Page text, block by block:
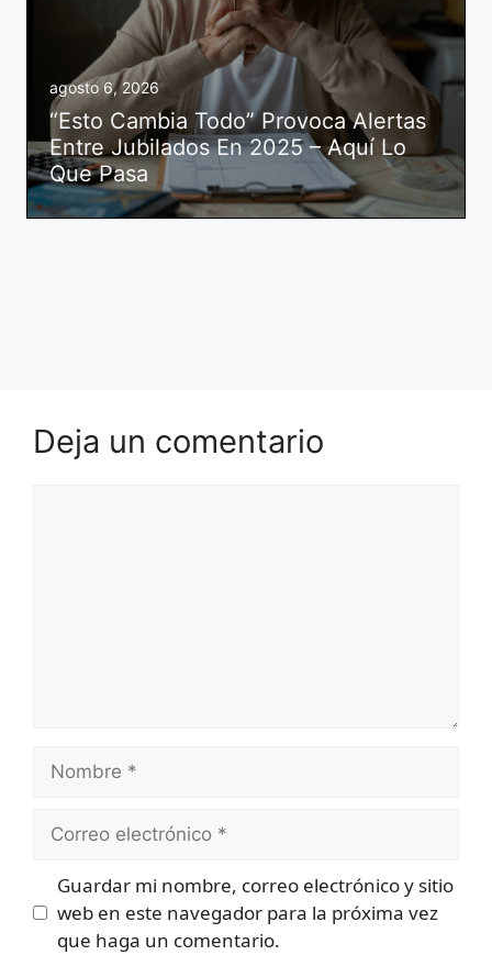
agosto 6, 2026
“Esto Cambia Todo” Provoca Alertas
Entre Jubilados En 2025 – Aquí Lo
Que Pasa
Deja un comentario
Nombre
Correo
Guardar mi nombre, correo electrónico y sitio
web en este navegador para la próxima vez
que haga un comentario.